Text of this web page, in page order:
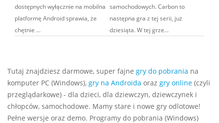
dostępnych wyłącznie na mobilna
platformę Android sprawia, że
chętnie ...
samochodowych. Carbon to
następna gra z tej serii, już
dziesiąta. W tej grze...
Tutaj znajdziesz darmowe, super fajne gry do pobrania na
komputer PC (Windows), gry na Androida oraz gry online (czyli
przeglądarkowe) - dla dzieci, dla dziewczyn, dziewczynek i
chłopców, samochodowe. Mamy stare i nowe gry odlotowe!
Pełne wersje oraz demo. Programy do pobrania (Windows)